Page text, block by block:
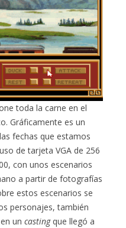
toda la carne en el
Gráficamente es un
fechas que estamos
de tarjeta VGA de 256
con unos escenarios
a partir de fotografías
estos escenarios se
personajes, también
en uncastingque llegó a